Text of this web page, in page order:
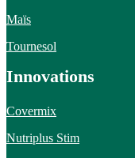
Maïs
Tournesol
Innovations
Covermix
Nutriplus Stim